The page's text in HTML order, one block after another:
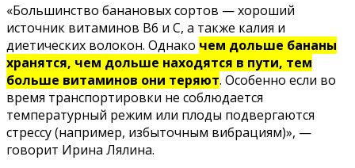
«Большинство банановых сортов — хороший
источник витаминов B6 и C, а также калия и
диетических волокон. Однако чем дольше бананы
хранятся, чем дольше находятся в пути, тем
больше витаминов они теряют. Особенно если во
время транспортировки не соблюдается
температурный режим или плоды подвергаются
стрессу (например, избыточным вибрациям)», —
говорит Ирина Лялина.